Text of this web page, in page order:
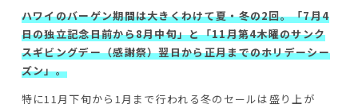
ハワイのバーゲン期間は大きくわけて夏・冬の2回。「7月4
日の独立記念日前から8月中旬」と「11月第4木曜のサンク
スギビングデー（感謝祭）翌日から正月までのホリデーシー
ズン」。
特に11月下旬から1月まで行われる冬のセールは盛り上が